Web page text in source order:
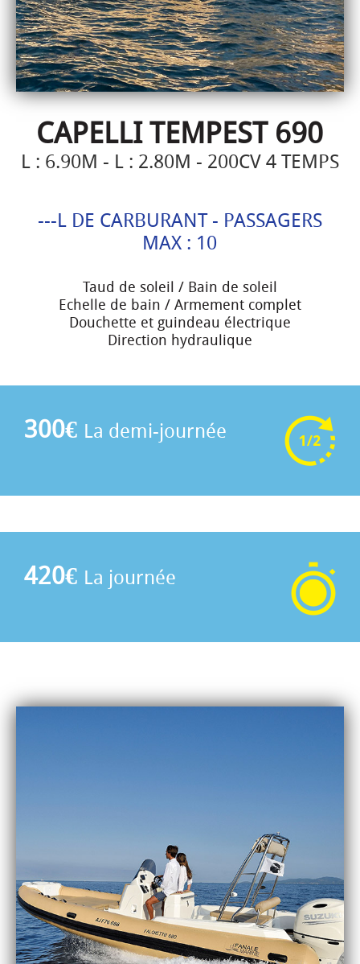
CAPELLI TEMPEST 690
L : 6.90M - L : 2.80M - 200CV 4 TEMPS
---L DE CARBURANT - PASSAGERS
MAX : 10
Taud de soleil / Bain de soleil
Echelle de bain / Armement complet
Douchette et guindeau électrique
Direction hydraulique
300€ La demi-journée
420€ La journée